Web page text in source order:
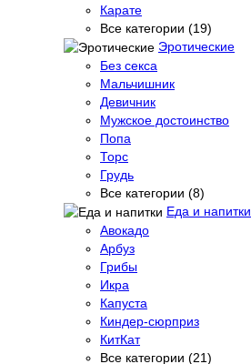
Карате
Все категории (19)
Эротические
Без секса
Мальчишник
Девичник
Мужское достоинство
Попа
Торс
Грудь
Все категории (8)
Еда и напитки
Авокадо
Арбуз
Грибы
Икра
Капуста
Киндер-сюрприз
КитКат
Все категории (21)